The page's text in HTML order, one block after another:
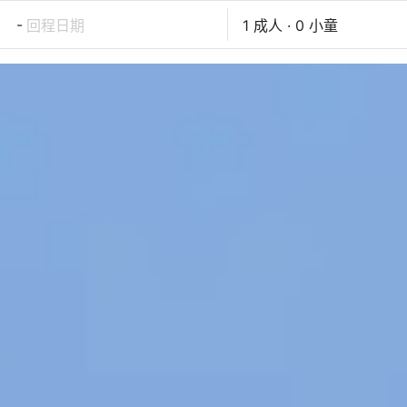
- 回程日期 1 成人 · 0 小童